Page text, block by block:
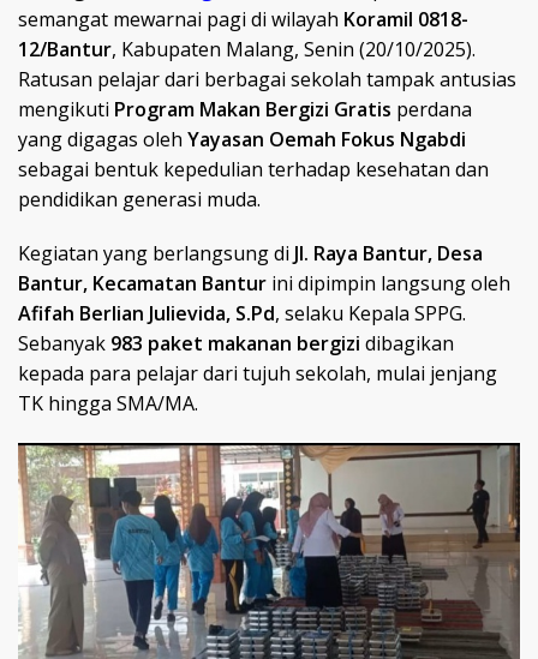
semangat mewarnai pagi di wilayah Koramil 0818-
12/Bantur, Kabupaten Malang, Senin (20/10/2025).
Ratusan pelajar dari berbagai sekolah tampak antusias
mengikuti Program Makan Bergizi Gratis perdana
yang digagas oleh Yayasan Oemah Fokus Ngabdi
sebagai bentuk kepedulian terhadap kesehatan dan
pendidikan generasi muda.
Kegiatan yang berlangsung di Jl. Raya Bantur, Desa
Bantur, Kecamatan Bantur ini dipimpin langsung oleh
Afifah Berlian Julievida, S.Pd, selaku Kepala SPPG.
Sebanyak 983 paket makanan bergizi dibagikan
kepada para pelajar dari tujuh sekolah, mulai jenjang
TK hingga SMA/MA.